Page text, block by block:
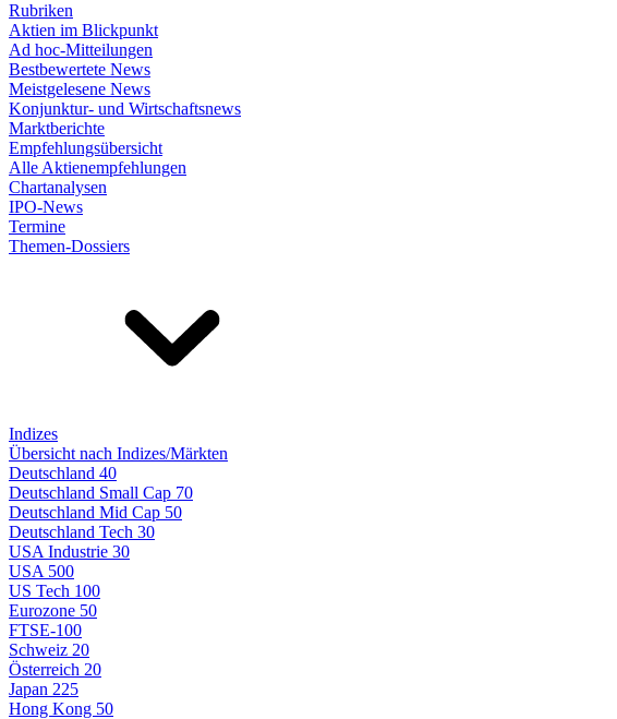
Rubriken
Aktien im Blickpunkt
Ad hoc-Mitteilungen
Bestbewertete News
Meistgelesene News
Konjunktur- und Wirtschaftsnews
Marktberichte
Empfehlungsübersicht
Alle Aktienempfehlungen
Chartanalysen
IPO-News
Termine
Themen-Dossiers
Indizes
Übersicht nach Indizes/Märkten
Deutschland 40
Deutschland Small Cap 70
Deutschland Mid Cap 50
Deutschland Tech 30
USA Industrie 30
USA 500
US Tech 100
Eurozone 50
FTSE-100
Schweiz 20
Österreich 20
Japan 225
Hong Kong 50